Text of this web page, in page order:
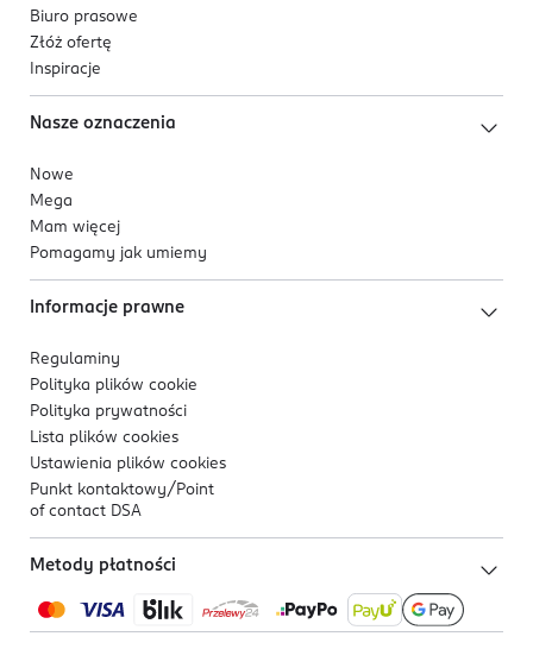
Biuro prasowe
Złóż ofertę
Inspiracje
Nasze oznaczenia
Nowe
Mega
Mam więcej
Pomagamy jak umiemy
Informacje prawne
Regulaminy
Polityka plików cookie
Polityka prywatności
Lista plików cookies
Ustawienia plików cookies
Punkt kontaktowy/ Point
of contact DSA
Metody płatności